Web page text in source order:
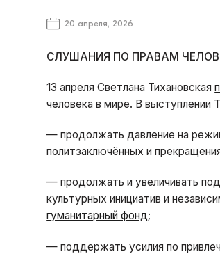
20 апреля, 2026
СЛУШАНИЯ ПО ПРАВАМ
13 апреля Светлана Тихановская
человека в мире. В выступлении
— продолжать давление на
политзаключённых и
— продолжать и увеличивать
культурных инициатив и
гуманитарный фонд;
— поддержать усилия по